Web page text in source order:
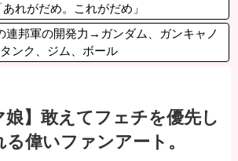
れがだめ。これがだめ」
連邦軍の開発力→ガンダム、ガンキャノ
ンク、ジム、ボール
娘】敢えてフェチを優先し
偉いファンアート。